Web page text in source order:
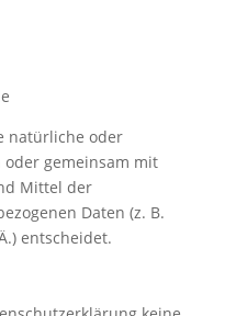
natürliche oder
gemeinsam mit
Mittel der
Daten (z. B.
entscheidet.